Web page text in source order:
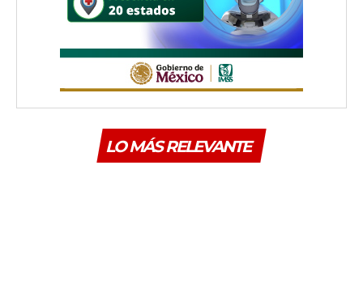
LO MÁS RELEVANTE